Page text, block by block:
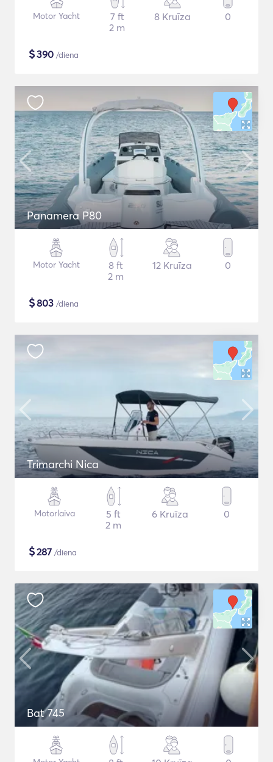
Motor Yacht
7 ft
2 m
8 Kruīza 0
$390 /diena
Panamera P80
Motor Yacht
8 ft
2 m
12 Kruīza 0
$803 /diena
Trimarchi Nica
Motorlaiva
5 ft
2 m
6 Kruīza 0
$287 /diena
Bat 745